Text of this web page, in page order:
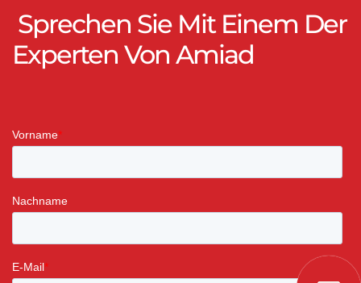
Sprechen Sie Mit Einem Der
Experten Von Amiad